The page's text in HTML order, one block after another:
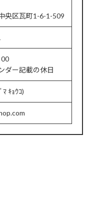
央区瓦町1-6-1-509
ダー記載の休日
ﾏ ｷｮｳｺ)